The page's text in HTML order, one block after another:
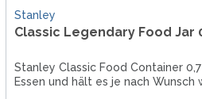
Stanley
Classic Legendary Food Jar
Stanley Classic Food Container
Essen und hält es je nach